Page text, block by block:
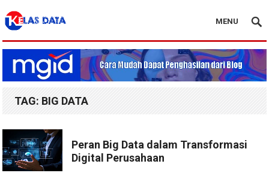
Blog Kelas Data
MENU
TAG: BIG DATA
Peran Big Data dalam Transformasi
Digital Perusahaan